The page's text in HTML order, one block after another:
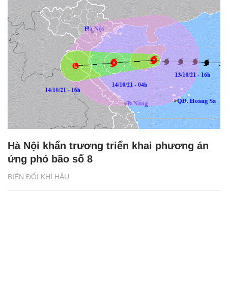
BIẾN ĐỔI KHÍ HẬU
Hà Nội khẩn trương triển khai phương án
ứng phó bão số 8